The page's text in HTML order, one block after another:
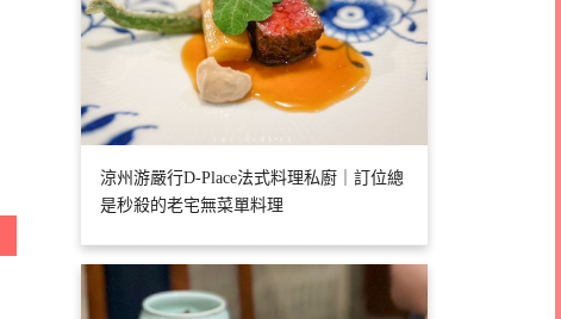
涼州游嚴行D-Place法式料理私廚｜訂位總
是秒殺的老宅無菜單料理